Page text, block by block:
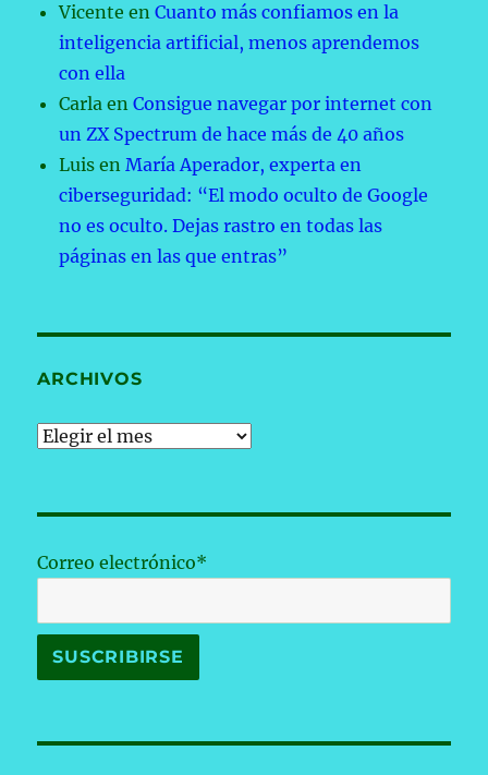
Vicente enCuanto más confiamos en la
inteligencia artificial, menos aprendemos
con ella
Carla enConsigue navegar por internet con
un ZX Spectrum de hace más de 40 años
Luis enMaría Aperador, experta en
ciberseguridad: “El modo oculto de Google
no es oculto. Dejas rastro en todas las
páginas en las que entras”
ARCHIVOS
Archivos
Correo electrónico*